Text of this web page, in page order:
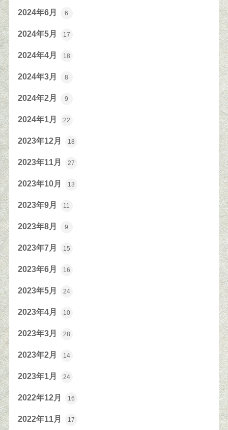
2024年6月 6
2024年5月 17
2024年4月 18
2024年3月 8
2024年2月 9
2024年1月 22
2023年12月 18
2023年11月 27
2023年10月 13
2023年9月 11
2023年8月 9
2023年7月 15
2023年6月 16
2023年5月 24
2023年4月 10
2023年3月 28
2023年2月 14
2023年1月 24
2022年12月 16
2022年11月 17